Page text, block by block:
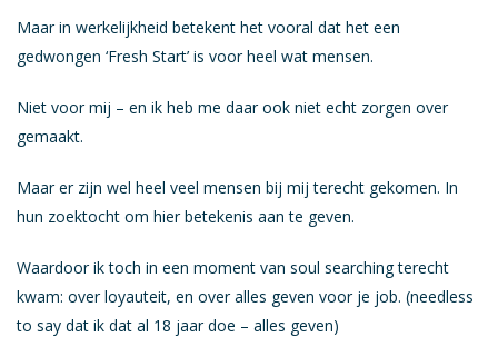
Over A-Lissome
Pers
Maar in werkelijkheid betekent het vooral dat het een
gedwongen ‘Fresh Start’ is voor heel wat mensen.
Niet voor mij – en ik heb me daar ook niet echt zorgen over
gemaakt.
Maar er zijn wel heel veel mensen bij mij terecht gekomen. In
hun zoektocht om hier betekenis aan te geven.
Waardoor ik toch in een moment van soul searching terecht
kwam: over loyauteit, en over alles geven voor je job. (needless
to say dat ik dat al 18 jaar doe – alles geven)